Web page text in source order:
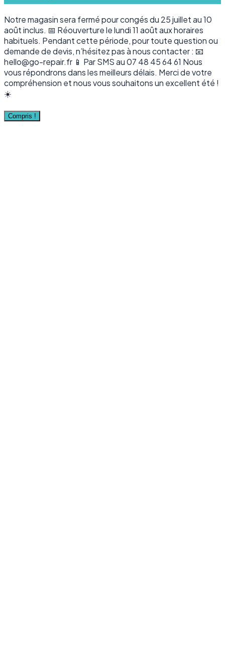
Notre magasin sera fermé pour congés du 25 juillet au 10
août inclus. 📅 Réouverture le lundi 11 août aux horaires
habituels. Pendant cette période, pour toute question ou
demande de devis, n’hésitez pas à nous contacter : 📧
hello@go-repair.fr 📱 Par SMS au 07 48 45 64 61 Nous
vous répondrons dans les meilleurs délais. Merci de votre
compréhension et nous vous souhaitons un excellent été !
☀️
Compris !